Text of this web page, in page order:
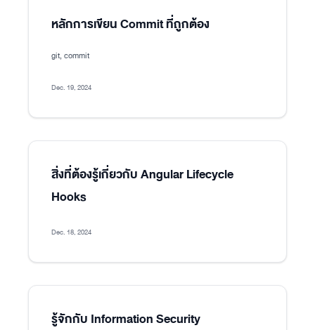
หลักการเขียน Commit ที่ถูกต้อง
git, commit
Dec. 19, 2024
สิ่งที่ต้องรู้เกี่ยวกับ Angular Lifecycle
Hooks
Dec. 18, 2024
รู้จักกับ Information Security